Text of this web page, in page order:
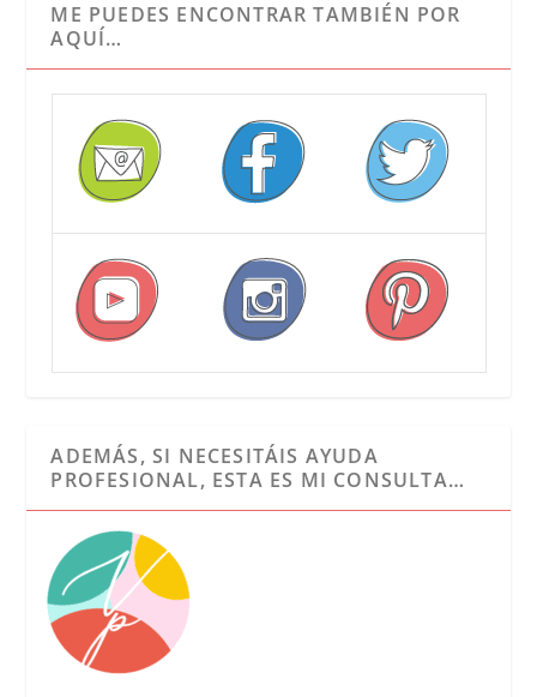
ME PUEDES ENCONTRAR TAMBIÉN POR
AQUÍ…
ADEMÁS, SI NECESITÁIS AYUDA
PROFESIONAL, ESTA ES MI CONSULTA…